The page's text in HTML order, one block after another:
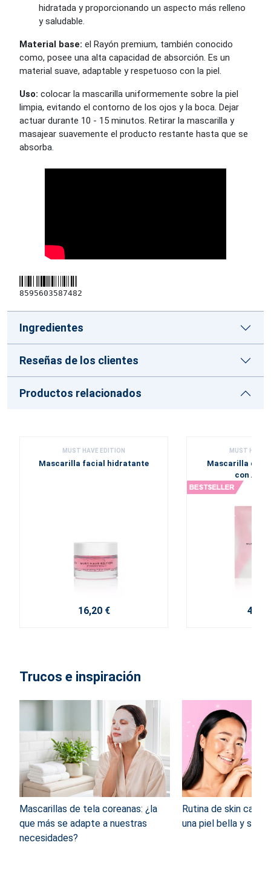
hidratada y proporcionando un aspecto más relleno
y saludable.
Material base: el Rayón premium, también conocido
como, posee una alta capacidad de absorción. Es un
material suave, adaptable y respetuoso con la piel.
Uso: colocar la mascarilla uniformemente sobre la piel
limpia, evitando el contorno de los ojos y la boca. Dejar
actuar durante 10 - 15 minutos. Retirar la mascarilla y
masajear suavemente el producto restante hasta que se
absorba.
8595603587482
Ingredientes
Reseñas de los clientes
Productos relacionados
MUST HAVE EDITION
Mascarilla facial hidratante
16,20 €
MUST HAVE
Mascarilla de
con Aloe
4,20
Trucos e inspiración
Mascarillas de tela coreanas: ¿la
que más se adapte a nuestras
necesidades?
Rutina de skin care:
una piel bella y sana